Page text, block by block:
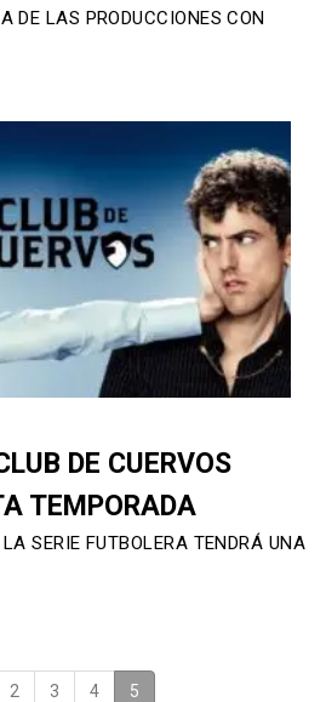
DE LAS PRODUCCIONES CON
DE CUERVOS
TEMPORADA
SERIE FUTBOLERA TENDRÁ UNA
2 3 4 5